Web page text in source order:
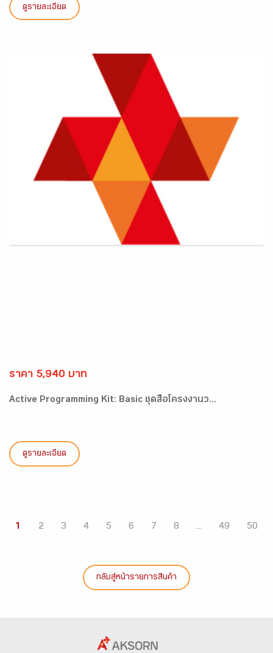
ดูรายละเอียด
ราคา 5,940 บาท
Active Programming Kit: Basic ชุดสื่อโครงงานว...
ดูรายละเอียด
1 2 3 4 5 6 7 8 ... 49 50
กลับสู่หน้ารายการสินค้า